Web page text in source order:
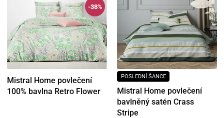
-38%
Mistral Home povlečení
100% bavlna Retro Flower
POSLEDNÍ ŠANCE
Mistral Home povlečení
bavlněný satén Crass
Stripe